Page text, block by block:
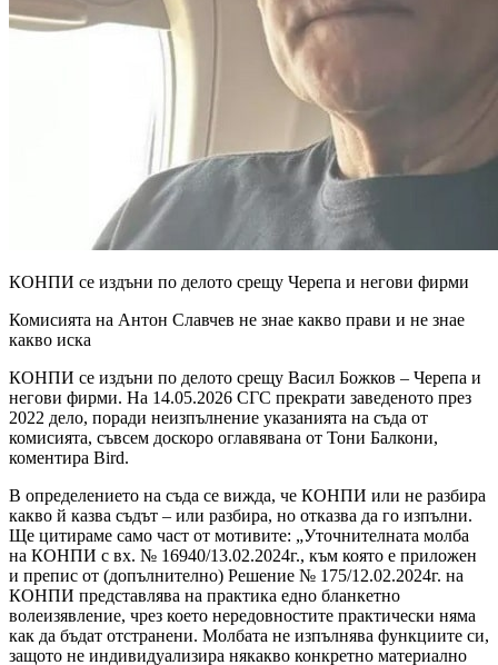
КОНПИ се издъни по делoто срещу Черепа и негови фирми
Комисията на Антон Славчев не знае какво прави и не знае
какво иска
КОНПИ се издъни по делoто срещу Васил Божков – Черепа и
негови фирми. На 14.05.2026 СГС прекрати заведеното през
2022 дело, поради неизпълнение указанията на съда от
комисията, съвсем доскоро оглавявана от Тони Балкони,
коментира Bird.
В определението на съда се вижда, че КОНПИ или не разбира
какво й казва съдът – или разбира, но отказва да го изпълни.
Ще цитираме само част от мотивите: „Уточнителната молба
на КОНПИ с вх. № 16940/13.02.2024г., към която е приложен
и препис от (допълнително) Решение № 175/12.02.2024г. на
КОНПИ представлява на практика едно бланкетно
волеизявление, чрез което нередовностите практически няма
как да бъдат отстранени. Молбата не изпълнява функциите си,
защото не индивидуализира някакво конкретно материално